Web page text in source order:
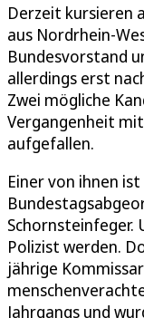
Derzeit kursieren
aus Nordrhein-
Bundesvorstand
allerdings erst
Zwei mögliche
Vergangenheit
aufgefallen.
Einer von ihnen
Schornsteinfeger.
Polizist werden.
jährige
Jahrgangs und